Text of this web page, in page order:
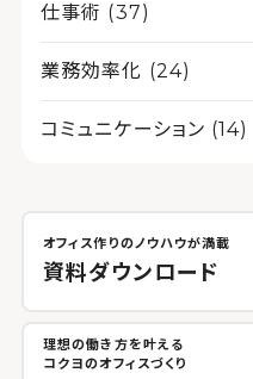
仕事術 (37)
業務効率化 (24)
コミュニケーション (14)
オフィス作りのノウハウが満載
資料ダウンロード
理想の働き方を叶える
コクヨのオフィスづくり